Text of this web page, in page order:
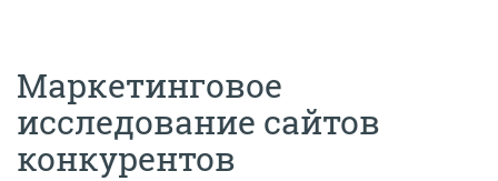
Маркетинговое
исследование сайтов
конкурентов